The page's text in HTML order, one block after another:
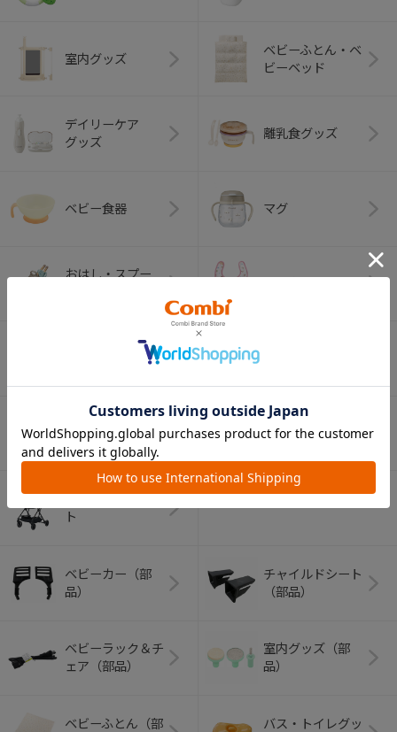
室内グッズ
ベビーふとん・ベ
ビーベッド
デイリーケア
グッズ
離乳食グッズ
ベビー食器 マグ
おはし・スプー
（お口のケア）
（ヘルメット）
ペット用品
ショッピングカー
ト
ベビーカー（部
品）
チャイルドシート
（部品）
ベビーラック＆チ
ェア（部品）
室内グッズ（部
品）
ベビーふとん（部
バス・トイレグッ